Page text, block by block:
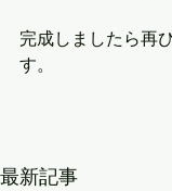
完成しましたら再
す。
最新記事